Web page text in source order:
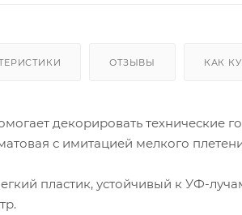
ОТЗЫВЫ КАК
декорировать технические
с имитацией мелкого
пластик, устойчивый к УФ-